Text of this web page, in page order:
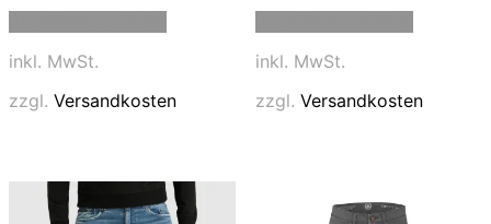
auf.
können
auf
inkl. MwSt.
zzgl. Versandkosten
auf.
inkl. MwSt.
zzgl. Versandkosten